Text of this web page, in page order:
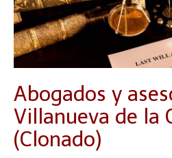
Abogados y
Villanueva de la
(Clonado)